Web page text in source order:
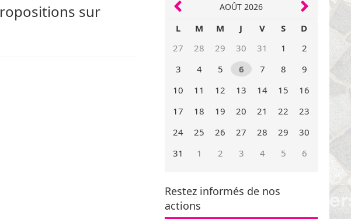
sur
AOÛT 2026
L M M J V S
D
27
28 29 30 31 1
2
3
4 5 6 7 8
9
10
11 12 13 14 15
16
17
18 19 20 21 22
23
24
25 26 27 28 29
30
31
1 2 3 4 5 6
précédent
suivant
Restez informés de nos
actions